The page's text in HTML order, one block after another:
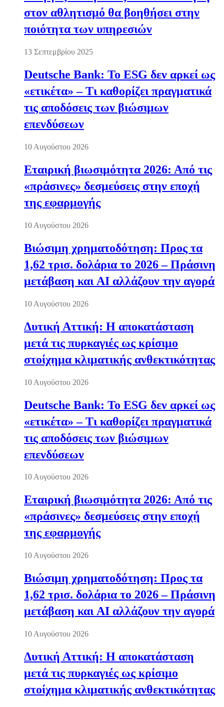
στον αθλητισμό θα βοηθήσει στην
ποιότητα των υπηρεσιών
13 Σεπτεμβρίου 2025
Deutsche Bank: Το ESG δεν αρκεί ως
«ετικέτα» – Τι καθορίζει πραγματικά
τις αποδόσεις των βιώσιμων
επενδύσεων
10 Αυγούστου 2026
Εταιρική βιωσιμότητα 2026: Από τις
«πράσινες» δεσμεύσεις στην εποχή
της εφαρμογής
10 Αυγούστου 2026
Βιώσιμη χρηματοδότηση: Προς τα
1,62 τρισ. δολάρια το 2026 – Πράσινη
μετάβαση και AI αλλάζουν την αγορά
10 Αυγούστου 2026
Δυτική Αττική: Η αποκατάσταση
μετά τις πυρκαγιές ως κρίσιμο
στοίχημα κλιματικής ανθεκτικότητας
10 Αυγούστου 2026
Deutsche Bank: Το ESG δεν αρκεί ως
«ετικέτα» – Τι καθορίζει πραγματικά
τις αποδόσεις των βιώσιμων
επενδύσεων
10 Αυγούστου 2026
Εταιρική βιωσιμότητα 2026: Από τις
«πράσινες» δεσμεύσεις στην εποχή
της εφαρμογής
10 Αυγούστου 2026
Βιώσιμη χρηματοδότηση: Προς τα
1,62 τρισ. δολάρια το 2026 – Πράσινη
μετάβαση και AI αλλάζουν την αγορά
10 Αυγούστου 2026
Δυτική Αττική: Η αποκατάσταση
μετά τις πυρκαγιές ως κρίσιμο
στοίχημα κλιματικής ανθεκτικότητας